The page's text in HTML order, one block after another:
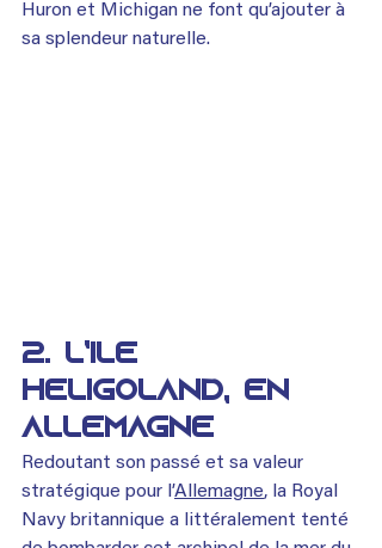
Huron et Michigan ne font qu’ajouter à
sa splendeur naturelle.
2. L’île
Heligoland, en
Allemagne
Redoutant son passé et sa valeur
stratégique pour l’Allemagne, la Royal
Navy britannique a littéralement tenté